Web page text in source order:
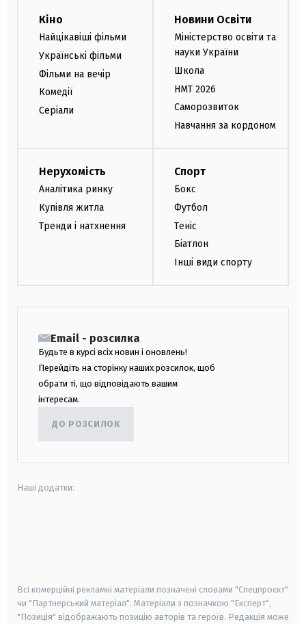
Кіно
Найцікавіші фільми
Українські фільми
Фільми на вечір
Комедії
Серіали
Новини Освіти
Міністерство освіти та
науки України
Школа
НМТ 2026
Саморозвиток
Навчання за кордоном
Нерухомість
Аналітика ринку
Купівля житла
Тренди і натхнення
Спорт
Бокс
Футбол
Теніс
Біатлон
Інші види спорту
Email - розсилка
Будьте в курсі всіх новин і оновлень!
Перейдіть на сторінку наших розсилок, щоб
обрати ті, що відповідають вашим
інтересам.
ДО РОЗСИЛОК
Наші додатки:
Всі комерційні рекламні матеріали позначені словами "Спецпроєкт"
чи "Партнерський матеріал". Матеріали з позначкою "Експерт",
"Позиція" відображають позицію авторів та героїв. Редакція може